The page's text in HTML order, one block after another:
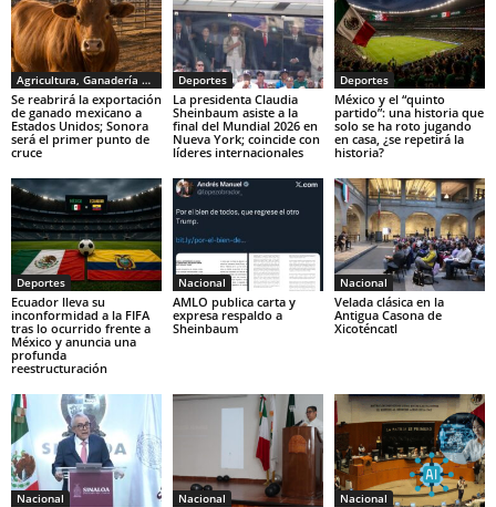
Agricultura, Ganadería y Pesca
Se reabrirá la exportación
de ganado mexicano a
Estados Unidos; Sonora
será el primer punto de
cruce
Deportes
La presidenta Claudia
Sheinbaum asiste a la
final del Mundial 2026 en
Nueva York; coincide con
líderes internacionales
Deportes
México y el “quinto
partido”: una historia que
solo se ha roto jugando
en casa, ¿se repetirá la
historia?
Deportes
Ecuador lleva su
inconformidad a la FIFA
tras lo ocurrido frente a
México y anuncia una
profunda
reestructuración
Nacional
AMLO publica carta y
expresa respaldo a
Sheinbaum
Nacional
Velada clásica en la
Antigua Casona de
Xicoténcatl
Nacional Nacional Nacional